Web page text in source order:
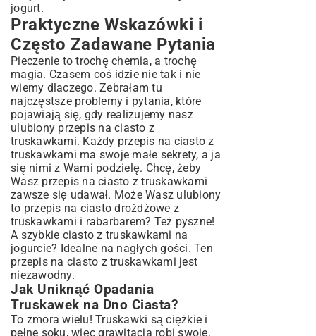
jogurt.
Praktyczne Wskazówki i
Często Zadawane Pytania
Pieczenie to trochę chemia, a trochę
magia. Czasem coś idzie nie tak i nie
wiemy dlaczego. Zebrałam tu
najczęstsze problemy i pytania, które
pojawiają się, gdy realizujemy nasz
ulubiony przepis na ciasto z
truskawkami. Każdy przepis na ciasto z
truskawkami ma swoje małe sekrety, a ja
się nimi z Wami podzielę. Chcę, żeby
Wasz przepis na ciasto z truskawkami
zawsze się udawał. Może Wasz ulubiony
to przepis na ciasto drożdżowe z
truskawkami i rabarbarem? Też pyszne!
A szybkie ciasto z truskawkami na
jogurcie? Idealne na nagłych gości. Ten
przepis na ciasto z truskawkami jest
niezawodny.
Jak Uniknąć Opadania
Truskawek na Dno Ciasta?
To zmora wielu! Truskawki są ciężkie i
pełne soku, więc grawitacja robi swoje.